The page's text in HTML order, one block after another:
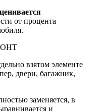
от процента
взятом элементе
двери, багажник,
заменяется, в
и